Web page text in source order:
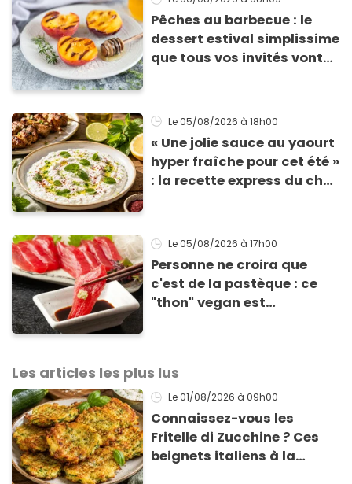
Pêches au barbecue : le
dessert estival simplissime
que tous vos invités vont
Le 05/08/2026 à 18h00
« Une jolie sauce au yaourt
hyper fraîche pour cet été »
: la recette express du chef
grillades
Le 05/08/2026 à 17h00
Personne ne croira que
c'est de la pastèque : ce
"thon" vegan est
Les articles les plus lus
Le 01/08/2026 à 09h00
Connaissez-vous les
Fritelle di Zucchine ? Ces
beignets italiens à la